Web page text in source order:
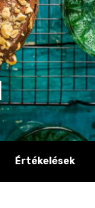
Értékelések